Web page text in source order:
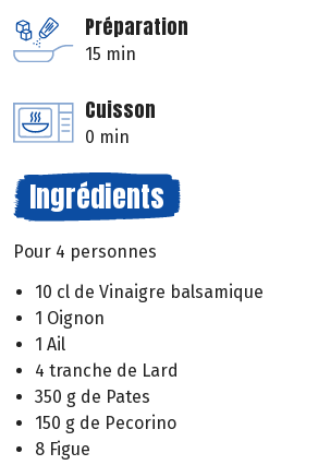
Préparation
15 min
Cuisson
0 min
Ingrédients
Pour 4 personnes
10 cl de Vinaigre balsamique
1 Oignon
1 Ail
4 tranche de Lard
350 g de Pates
150 g de Pecorino
8 Figue